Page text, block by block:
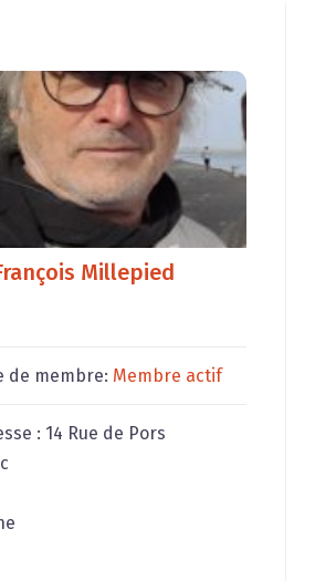
Millepied
de membre: Membre actif
: 14 Rue de Pors